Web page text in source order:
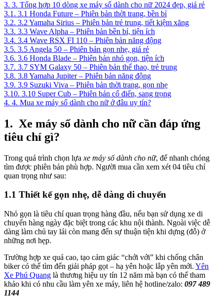
3. 3. Tổng hợp 10 dòng xe máy số dành cho nữ 2024 đẹp, giá rẻ
3.1. 3.1 Honda Future – Phiên bản thời trang, bền bỉ
3.2. 3.2 Yamaha Sirius – Phiên bản trẻ trung, tiết kiệm xăng
3.3. 3.3 Wave Alpha – Phiên bản bền bỉ, tiện ích
3.4. 3.4 Wave RSX FI 110 – Phiên bản năng động
3.5. 3.5 Angela 50 – Phiên bản gọn nhẹ, giá rẻ
3.6. 3.6 Honda Blade – Phiên bản nhỏ gọn, tiện ích
3.7. 3.7 SYM Galaxy 50 – Phiên bản thể thao, trẻ trung
3.8. 3.8 Yamaha Jupiter – Phiên bản năng động
3.9. 3.9 Suzuki Viva – Phiên bản thời trang, gọn nhẹ
3.10. 3.10 Super Cub – Phiên bản cổ điển, sang trọng
4. 4. Mua xe máy số dành cho nữ ở đâu uy tín?
1. Xe máy số dành cho nữ cần đáp ứng
tiêu chí gì?
Trong quá trình chọn lựa xe máy số dành cho nữ, để nhanh chóng
tìm được phiên bản phù hợp. Người mua cần xem xét 04 tiêu chí
quan trọng như sau:
1.1 Thiết kế gọn nhẹ, dễ dàng di chuyển
Nhỏ gọn là tiêu chí quan trọng hàng đầu, nếu bạn sử dụng xe di
chuyển hàng ngày đặc biệt trong các khu nội thành. Ngoài việc dễ
dàng làm chủ tay lái còn mang đến sự thuận tiện khi dựng (đỗ) ở
những nơi hẹp.
Trường hợp xe quá cao, tạo cảm giác “chới với” khi chống chân
biker có thể tìm đến giải pháp gọt – hạ yên hoặc lắp yên mới. Yên
Xe Phú Quang là thương hiệu uy tín 12 năm mà bạn có thể tham
khảo khi có nhu cầu làm yên xe máy, liên hệ hotline/zalo: 097 489
1144